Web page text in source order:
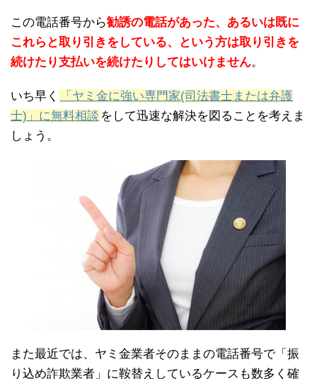
この電話番号から勧誘の電話があった、あるいは既に
これらと取り引きをしている、という方は取り引きを
続けたり支払いを続けたりしてはいけません。
いち早く
「ヤミ金に強い専門家(司法書士または弁護
士)」に無料相談 をして迅速な解決を図ることを考えま
しょう。
また最近では、ヤミ金業者そのままの電話番号で「振
り込め詐欺業者」に鞍替えしているケースも数多く確